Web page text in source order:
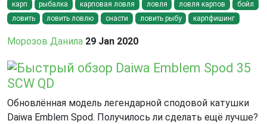
карп рыбалка карповая ловля ловля ловля карпов
бойл
ловить
ловить ловлю снасти ловить рыбу карпфишинг
Морозов Данила 29 Jan 2020
Быстрый обзор Daiwa Emblem Spod 35
SCW QD
Обновлённая модель легендарной сподовой катушки
Daiwa Emblem Spod. Получилось ли сделать ещё лучше?